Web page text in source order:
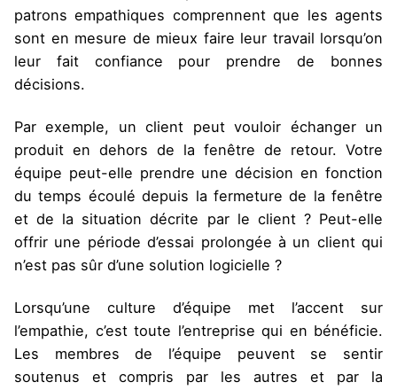
patrons empathiques comprennent que les agents
sont en mesure de mieux faire leur travail lorsqu’on
leur fait confiance pour prendre de bonnes
décisions.
Par exemple, un client peut vouloir échanger un
produit en dehors de la fenêtre de retour. Votre
équipe peut-elle prendre une décision en fonction
du temps écoulé depuis la fermeture de la fenêtre
et de la situation décrite par le client ? Peut-elle
offrir une période d’essai prolongée à un client qui
n’est pas sûr d’une solution logicielle ?
Lorsqu’une culture d’équipe met l’accent sur
l’empathie, c’est toute l’entreprise qui en bénéficie.
Les membres de l’équipe peuvent se sentir
soutenus et compris par les autres et par la